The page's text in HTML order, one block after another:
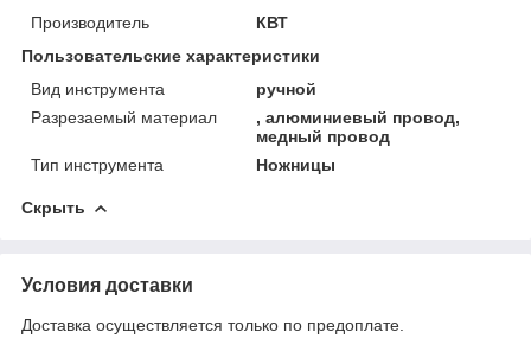
Производитель
КВТ
Пользовательские характеристики
Вид инструмента
ручной
Разрезаемый материал
, алюминиевый провод,
медный провод
Тип инструмента
Ножницы
Скрыть
Условия доставки
Доставка осуществляется только по предоплате.